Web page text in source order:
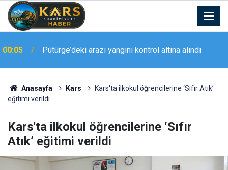
23:20 Elazığ’da geniş kapsamlı asayiş uygulaması
Anasayfa Kars
Kars'ta ilkokul öğrencilerine ‘Sıfır Atık’
eğitimi verildi
Kars'ta ilkokul öğrencilerine ‘Sıfır
Atık’ eğitimi verildi